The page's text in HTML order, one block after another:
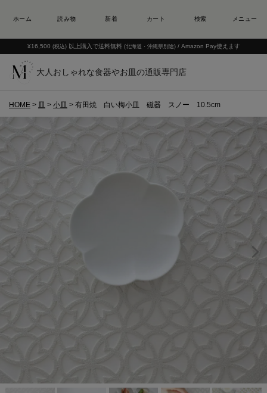
¥16,500 (税込) 以上購入で送料無料 (北海道・沖縄県別途) / Amazon Pay使えます
大人おしゃれな食器やお皿の通販専門店
HOME 皿 小皿 有田焼 白い梅小皿 磁器 スノー 10.5cm